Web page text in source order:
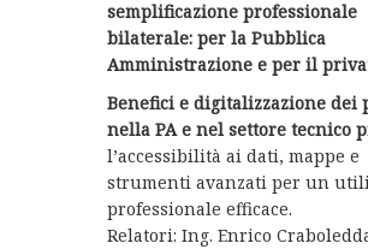
semplificazione professionale
bilaterale: per la Pubblica
Amministrazione e per il
Benefici e digitalizzazione dei
nella PA e nel settore tecnico
l’accessibilità ai dati, mappe e
strumenti avanzati per un
professionale efficace.
Relatori: Ing. Enrico